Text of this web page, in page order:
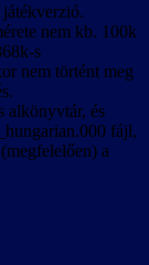
nem kb. 100k
s
nem történt meg
alkönyvtár, és
fájl,
a